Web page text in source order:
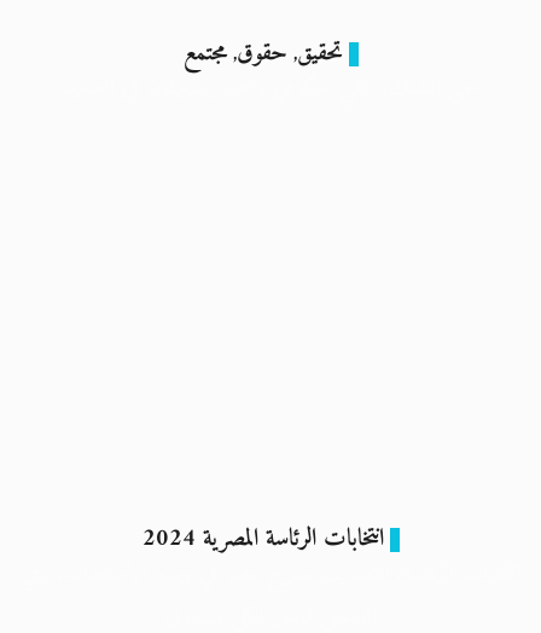
تحقيق, حقوق,مجتمع
انتخابات الرئاسة المصرية 2024